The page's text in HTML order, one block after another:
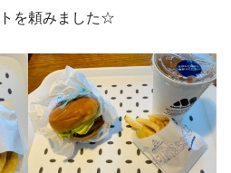
を頼みました☆